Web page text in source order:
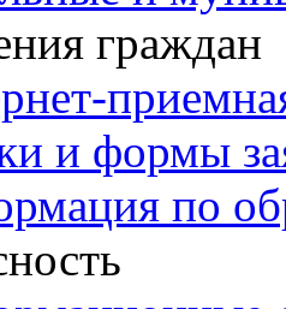
граждан
и формы
по